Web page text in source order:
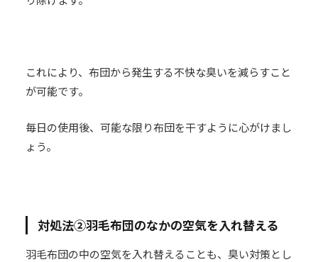
これにより、布団から発生する不快な臭いを減らすこと
が可能です。
毎日の使用後、可能な限り布団を干すように心がけまし
ょう。
対処法②羽毛布団のなかの空気を入れ替える
羽毛布団の中の空気を入れ替えることも、臭い対策とし